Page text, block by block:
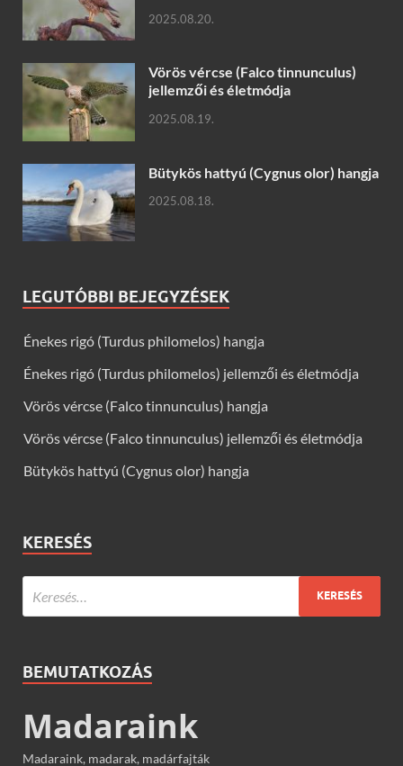
2025.08.20.
Vörös vércse (Falco tinnunculus)
jellemzői és életmódja
2025.08.19.
Bütykös hattyú (Cygnus olor) hangja
2025.08.18.
LEGUTÓBBI BEJEGYZÉSEK
Énekes rigó (Turdus philomelos) hangja
Énekes rigó (Turdus philomelos) jellemzői és életmódja
Vörös vércse (Falco tinnunculus) hangja
Vörös vércse (Falco tinnunculus) jellemzői és életmódja
Bütykös hattyú (Cygnus olor) hangja
KERESÉS
BEMUTATKOZÁS
Madaraink
Madaraink, madarak, madárfajták